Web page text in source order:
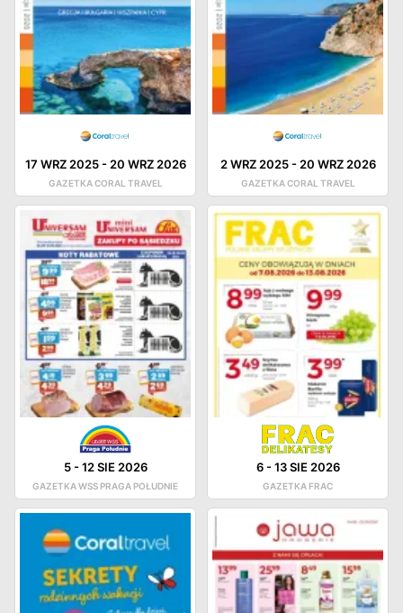
17 WRZ 2025-20 WRZ 2026
GAZETKA CORAL TRAVEL
2 WRZ 2025-20 WRZ 2026
GAZETKA CORAL TRAVEL
5-12 SIE 2026
GAZETKA WSS PRAGA POŁUDNIE
6-13 SIE 2026
GAZETKA FRAC